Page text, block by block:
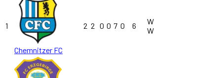
1
Chemnitzer FC
2 2 0 0 7 0 6
W
W